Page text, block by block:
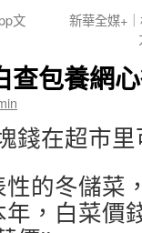
文
新華全媒+
查包養網
錢在超市
的冬儲菜
，白菜價